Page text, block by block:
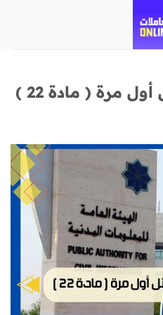
مرة ( مادة 22 )